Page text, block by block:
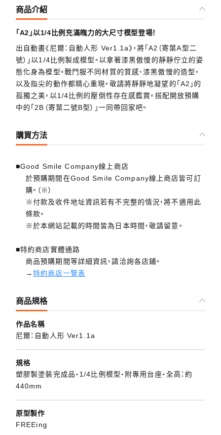
商品介紹
「A2」以1/4比例充滿魄力的大尺寸模型登場！
出自動畫《尼爾：自動人形 Ver1.1a》，將「A2（寄葉A型二
號）」以1/4比例製成模型。以拿著漆黑傲慢的靜靜佇立的姿
態化身為模型。戰鬥服不同材質的質感、漆黑傲慢的造型，
以及指尖的動作都精心重現。敬請將靜靜地凝望的「A2」的
孤獨之美，以1/4比例的壓倒性存在感鑑賞。搭配開放預購
中的「2B（寄葉二號B型）」一同帶回家吧。
購買方法
■Good Smile Company線上商店
於預購期間在Good Smile Company線上商店皆可訂
購。（※）
※付款及收件地址資訊若有不完整的情況，將不適用此
條款。
※於本網站記載的時間皆為日本時間，敬請留意。
■特約商店實體通路
商品預購期間等詳細資訊，請洽詢各店鋪。
→特約商店一覽表
商品規格
作品名稱
尼爾：自動人形 Ver1.1a
規格
塑膠製塗裝完成品・1/4比例模型・附專用台座・全高：約
440mm
原型製作
FREEing